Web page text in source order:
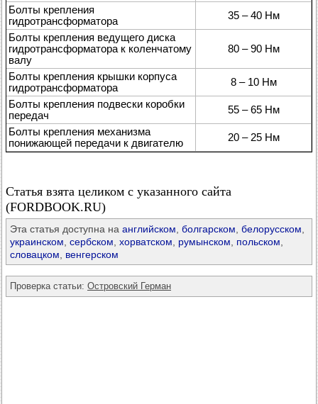
Болты крепления
гидротрансформатора
35 – 40 Нм
Болты крепления ведущего диска
гидротрансформатора к коленчатому
валу
80 – 90 Нм
Болты крепления крышки корпуса
гидротрансформатора
8 – 10 Нм
Болты крепления подвески коробки
передач
55 – 65 Нм
Болты крепления механизма
понижающей передачи к двигателю
20 – 25 Нм
Статья взята целиком с указанного сайта
(FORDBOOK.RU)
Эта статья доступна на английском болгарском белорусском
украинском сербском хорватском румынском польском
словацком
венгерском
Проверка статьи: Островский Герман